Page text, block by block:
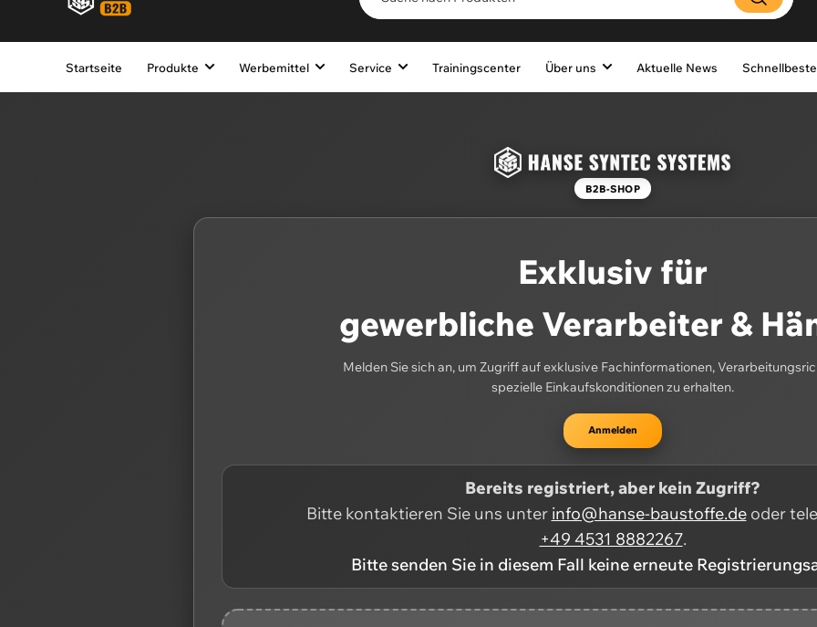
Startseite Produkte Werbemittel Service Trainingscenter Über uns Aktuelle News
B2B-SHOP
Exklusiv für
gewerbliche Verarbeiter &
Melden Sie sich an, um Zugriff auf exklusive Fachinformationen,
spezielle Einkaufskonditionen zu erhalten.
Anmelden
Bereits registriert, aber kein Zugriff?
Bitte kontaktieren Sie uns unter info@hanse-baustoffe.deoder
+49 4531 8882267.
Bitte senden Sie in diesem Fall keine erneute